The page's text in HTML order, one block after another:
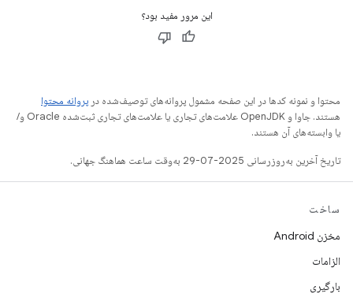
این مرور مفید بود؟
محتوا و نمونه کدها در این صفحه مشمول پروانه‌های توصیف‌شده در پروانه محتوا
هستند. جاوا و OpenJDK علامت‌های تجاری یا علامت‌های تجاری ثبت‌شده Oracle و/
یا وابسته‌های آن هستند.
تاریخ آخرین به‌روزرسانی 2025-07-29 به‌وقت ساعت هماهنگ جهانی.
ساخت
مخزن Android
الزامات
بارگیری